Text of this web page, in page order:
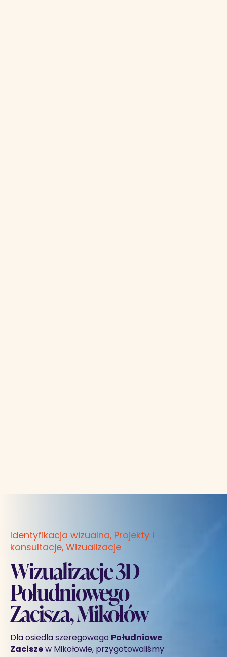
Identyfikacja wizualna Projekty i
konsultacje Wizualizacje
Wizualizacje 3D
Południowego
Zacisza, Mikołów
Dla osiedla szeregowego Południowe
Zacisze w Mikołowie, przygotowaliśmy